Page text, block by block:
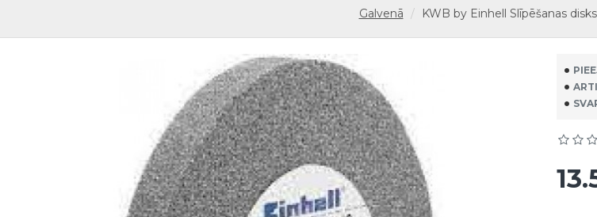
Galvenā KWB by Einhell Slīpēšanas